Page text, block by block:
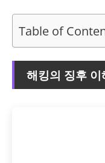
Table of
해킹의 징후 이